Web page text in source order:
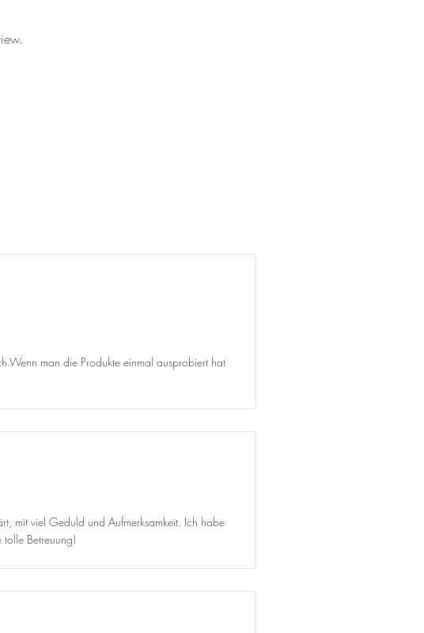
man die Produkte einmal ausprobiert hat
mit viel Geduld und Aufmerksamkeit. Ich habe
tolle Betreuung!